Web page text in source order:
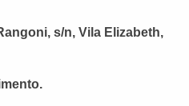
s/n, Vila Elizabeth,